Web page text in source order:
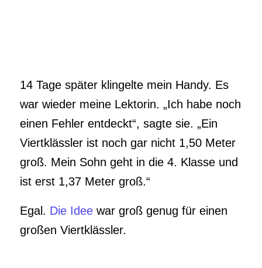
14 Tage später klingelte mein Handy. Es
war wieder meine Lektorin. „Ich habe noch
einen Fehler entdeckt“, sagte sie. „Ein
Viertklässler ist noch gar nicht 1,50 Meter
groß. Mein Sohn geht in die 4. Klasse und
ist erst 1,37 Meter groß.“
Egal. Die Ideewar groß genug für einen
großen Viertklässler.